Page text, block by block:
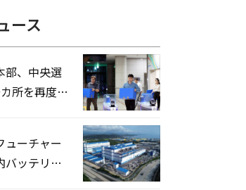
ース
部、中央選
所を再度家
ューチャー
バッテリー